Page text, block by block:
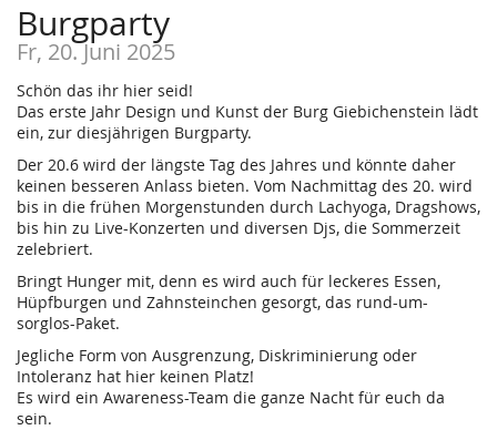
Burgparty
Fr, 20. Juni 2025
Schön das ihr hier seid!
Das erste Jahr Design und Kunst der Burg Giebichenstein lädt
ein, zur diesjährigen Burgparty.
Der 20.6 wird der längste Tag des Jahres und könnte daher
keinen besseren Anlass bieten. Vom Nachmittag des 20. wird
bis in die frühen Morgenstunden durch Lachyoga, Dragshows,
bis hin zu Live-Konzerten und diversen Djs, die Sommerzeit
zelebriert.
Bringt Hunger mit, denn es wird auch für leckeres Essen,
Hüpfburgen und Zahnsteinchen gesorgt, das rund-um-
sorglos-Paket.
Jegliche Form von Ausgrenzung, Diskriminierung oder
Intoleranz hat hier keinen Platz!
Es wird ein Awareness-Team die ganze Nacht für euch da
sein.